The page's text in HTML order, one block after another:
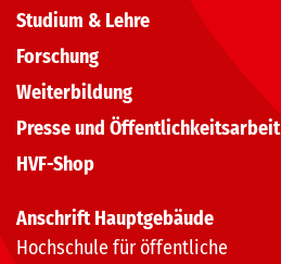
Studium & Lehre
Forschung
Weiterbildung
Presse und Öffentlichkeitsarbeit
HVF-Shop
Anschrift Hauptgebäude
Hochschule für öffentliche